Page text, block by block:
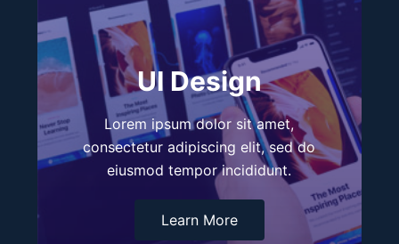
UI Design
Lorem ipsum dolor sit amet,
consectetur adipiscing elit, sed do
eiusmod tempor incididunt.
Learn More